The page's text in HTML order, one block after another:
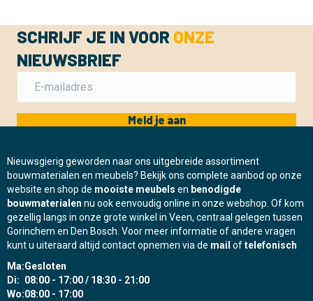
SCHRIJF JE IN VOOR ONZE
NIEUWSBRIEF
Meld je aan
Nieuwsgierig geworden naar ons uitgebreide assortiment
bouwmaterialen en meubels? Bekijk ons complete aanbod op onze
website en shop de mooiste meubels en benodigde
bouwmaterialen nu ook eenvoudig online in onze webshop. Of kom
gezellig langs in onze grote winkel in Veen, centraal gelegen tussen
Gorinchem en Den Bosch. Voor meer informatie of andere vragen
kunt u uiteraard altijd contact opnemen via de mail oftelefonisch
Ma:Gesloten
Di: 08:00 - 17:00 / 18:30 - 21:00
Wo:08:00 - 17:00